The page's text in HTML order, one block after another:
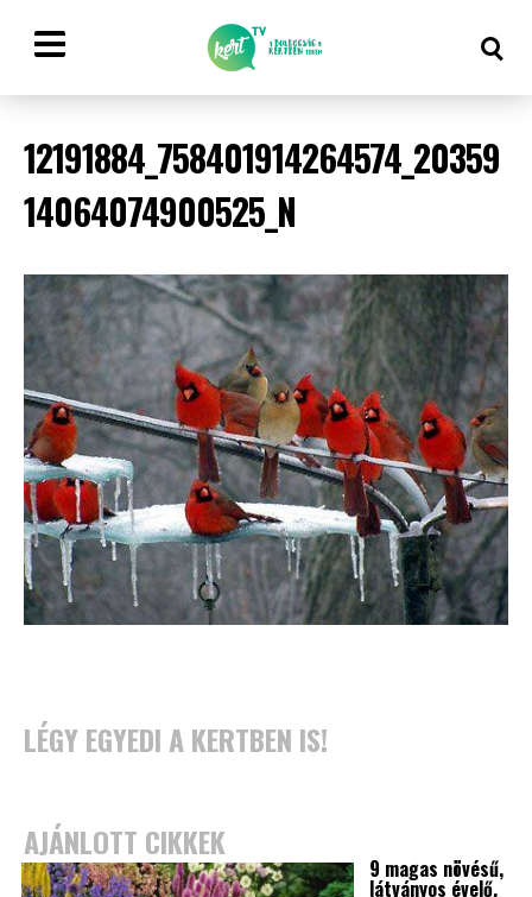
12191884_758401914264574_20359
14064074900525_N
LÉGY EGYEDI A KERTBEN IS!
AJÁNLOTT CIKKEK
9 magas növésű,
látványos évelő,